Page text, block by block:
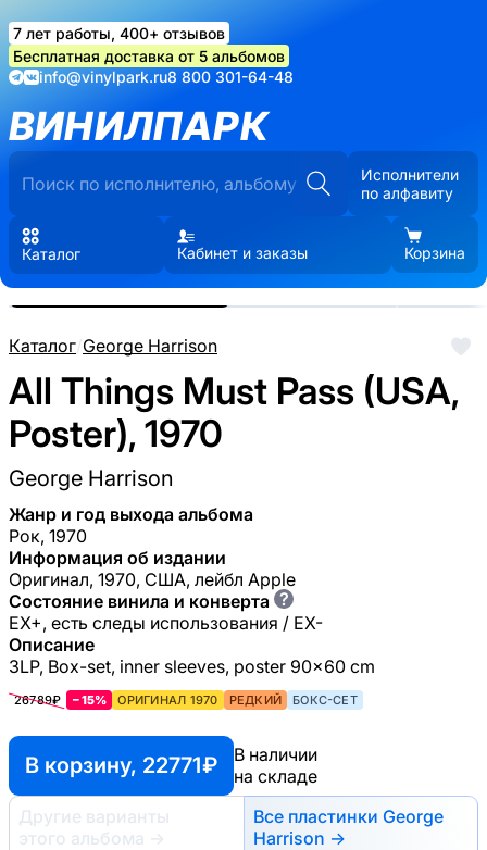
7 лет работы, 400+ отзывов
Бесплатная доставка от 5 альбомов
info@vinylpark.ru8 800 301-64-48
ВИНИЛПАРК
Исполнители
по алфавиту
Каталог Кабинет и заказы Корзина
Каталог/George Harrison
All Things Must Pass (USA,
Poster), 1970
George Harrison
Жанр и год выхода альбома
Рок, 1970
Информация об издании
Оригинал, 1970, США, лейбл Apple
Состояние винила и конверта ?
EX+, есть следы использования / EX-
Описание
3LP, Box-set, inner sleeves, poster 90x60 cm
26789₽ −15% ОРИГИНАЛ 1970 РЕДКИЙ БОКС-СЕТ
В корзину, 22771 ₽
В наличии
на складе
Другие варианты
этого альбома
→
Все пластинки George
Harrison →
Реальные фото пластинки.
Нажмите, чтобы увеличить